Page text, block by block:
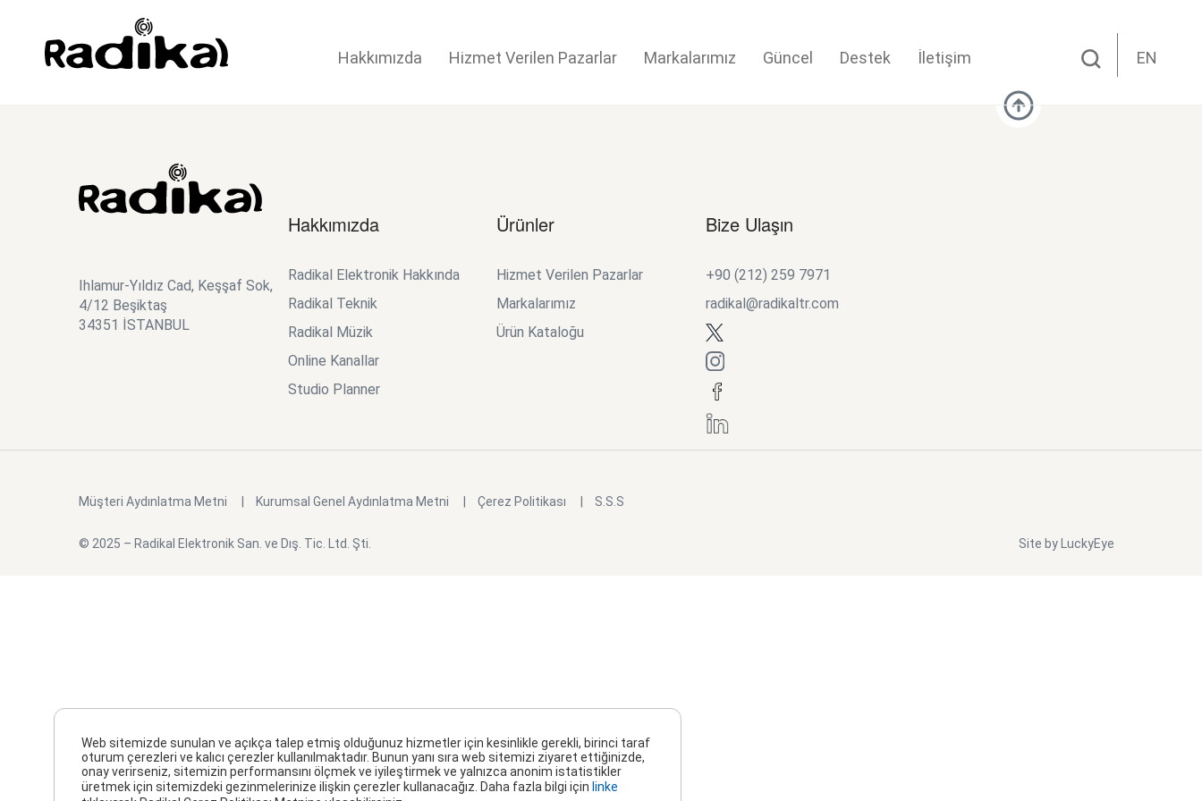
Hakkımızda Hizmet Verilen Pazarlar Markalarımız Güncel Destek İletişim EN
Ihlamur-Yıldız Cad, Keşşaf Sok,
4/12 Beşiktaş
34351 İSTANBUL
Hakkımızda
Radikal Elektronik Hakkında
Radikal Teknik
Radikal Müzik
Online Kanallar
Studio Planner
Ürünler
Hizmet Verilen Pazarlar
Markalarımız
Ürün Kataloğu
Bize Ulaşın
+90 (212) 259 7971
radikal@radikaltr.com
Müşteri Aydınlatma Metni Kurumsal Genel Aydınlatma Metni Çerez Politikası S.S.S
© 2025 – Radikal Elektronik San. ve Dış. Tic. Ltd. Şti. Site by LuckyEye
Web sitemizde sunulan ve açıkça talep etmiş olduğunuz hizmetler için kesinlikle gerekli, birinci taraf
oturum çerezleri ve kalıcı çerezler kullanılmaktadır. Bunun yanı sıra web sitemizi ziyaret ettiğinizde,
onay verirseniz, sitemizin performansını ölçmek ve iyileştirmek ve yalnızca anonim istatistikler
üretmek için sitemizdeki gezinmelerinize ilişkin çerezler kullanacağız. Daha fazla bilgi için linke